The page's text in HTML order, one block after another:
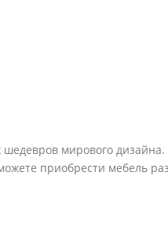
мирового дизайна.
приобрести мебель